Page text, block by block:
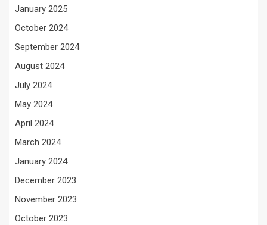
January 2025
October 2024
September 2024
August 2024
July 2024
May 2024
April 2024
March 2024
January 2024
December 2023
November 2023
October 2023